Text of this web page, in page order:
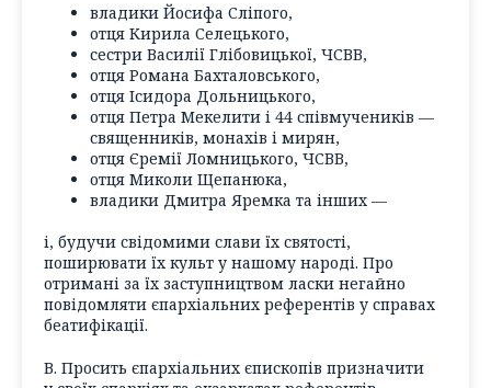
владики Йосифа Сліпого,
отця Кирила Селецького,
сестри Василії Глібовицької, ЧСВВ,
отця Романа Бахталовського,
отця Ісидора Дольницького,
отця Петра Мекелити і 44 співмучеників —
священників, монахів і мирян,
отця Єремії Ломницького, ЧСВВ,
отця Миколи Щепанюка,
владики Дмитра Яремка та інших —
і, будучи свідомими слави їх святості,
поширювати їх культ у нашому народі. Про
отримані за їх заступництвом ласки негайно
повідомляти єпархіальних референтів у справах
беатифікації.
В. Просить єпархіальних єпископів призначити